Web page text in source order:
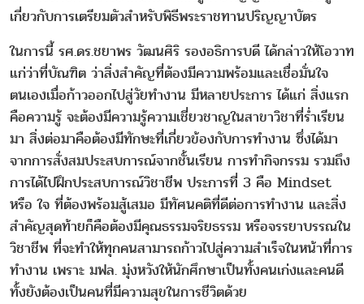
เกี่ยวกับการเตรียมตัวสำหรับพิธีพระราชทานปริญญาบัตร
ในการนี้ รศ.ดร.ชยาพร วัฒนศิริ รองอธิการบดี ได้กล่าวให้โอวาท
แก่ว่าที่บัณฑิต ว่าสิ่งสำคัญที่ต้องมีความพร้อมและเชื่อมั่นใจ
ตนเองเมื่อก้าวออกไปสู่วัยทำงาน มีหลายประการ ได้แก่ สิ่งแรก
คือความรู้ จะต้องมีความรู้ความเชี่ยวชาญในสาขาวิชาที่ร่ำเรียน
มา สิ่งต่อมาคือต้องมีทักษะที่เกี่ยวข้องกับการทำงาน ซึ่งได้มา
จากการสั่งสมประสบการณ์จากชั้นเรียน การทำกิจกรรม รวมถึง
การได้ไปฝึกประสบการณ์วิชาชีพ ประการที่ 3 คือ Mindset
หรือ ใจ ที่ต้องพร้อมสู้เสมอ มีทัศนคติที่ดีต่อการทำงาน และสิ่ง
สำคัญสุดท้ายก็คือต้องมีคุณธรรมจริยธรรม หรือจรรยาบรรณใน
วิชาชีพ ที่จะทำให้ทุกคนสามารถก้าวไปสู่ความสำเร็จในหน้าที่การ
ทำงาน เพราะ มฟล. มุ่งหวังให้นักศึกษาเป็นทั้งคนเก่งและคนดี
ทั้งยังต้องเป็นคนที่มีความสุขในการชีวิตด้วย